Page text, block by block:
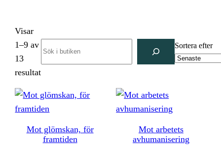
Visar
1–9 av
13
resultatSortera
senaste
Sortera efter
Mot glömskan, för
framtiden
Mot arbetets
avhumanisering